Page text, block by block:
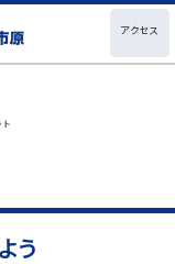
アクセス
ト
う